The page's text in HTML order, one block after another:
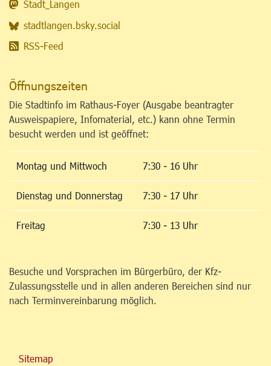
Stadt_Langen
stadtlangen.bsky.social
RSS-Feed
Öffnungszeiten
Die Stadtinfo im Rathaus-Foyer (Ausgabe beantragter
Ausweispapiere, Infomaterial, etc.) kann ohne Termin
besucht werden und ist geöffnet:
Montag und Mittwoch 7:30 - 16 Uhr
Dienstag und Donnerstag 7:30 - 17 Uhr
Freitag 7:30 - 13 Uhr
Besuche und Vorsprachen im Bürgerbüro, der Kfz-
Zulassungsstelle und in allen anderen Bereichen sind nur
nach Terminvereinbarung möglich.
Sitemap